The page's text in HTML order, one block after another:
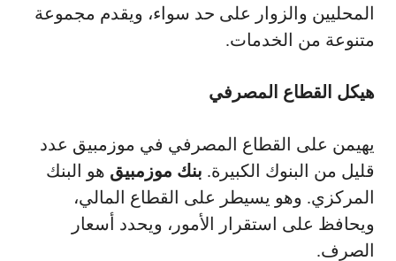
المحليين والزوار على حد سواء، ويقدم مجموعة
متنوعة من الخدمات.
هيكل القطاع المصرفي
يهيمن على القطاع المصرفي في موزمبيق عدد
قليل من البنوك الكبيرة. بنك موزمبيق هو البنك
المركزي. وهو يسيطر على القطاع المالي،
ويحافظ على استقرار الأمور، ويحدد أسعار
الصرف.